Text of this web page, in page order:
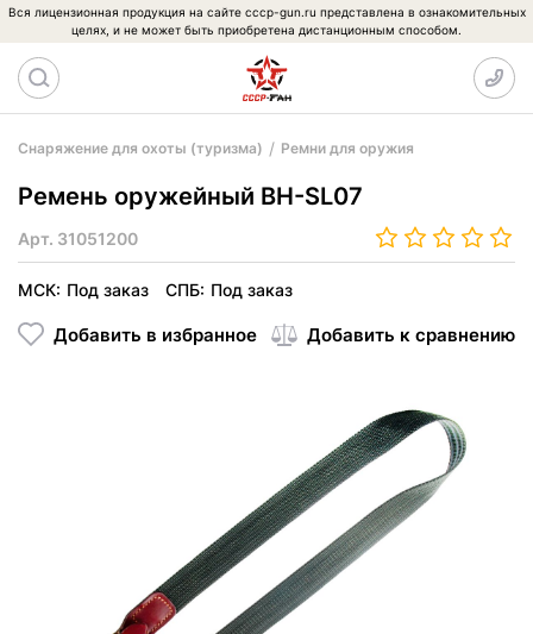
Вся лицензионная продукция на сайте cccp-gun.ru представлена в ознакомительных
целях, и не может быть приобретена дистанционным способом.
Снаряжение для охоты (туризма) Ремни для оружия
Ремень оружейный BH-SL07
Арт. 31051200
МСК: Под заказ СПБ: Под заказ
Добавить в избранное Добавить к сравнению